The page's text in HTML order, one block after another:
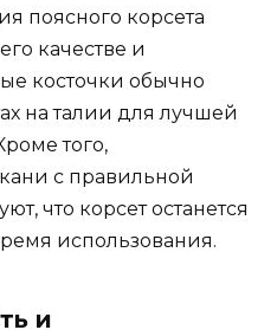
поясного корсета
качестве и
косточки обычно
на талии для лучшей
того,
с правильной
что корсет останется
использования.
и